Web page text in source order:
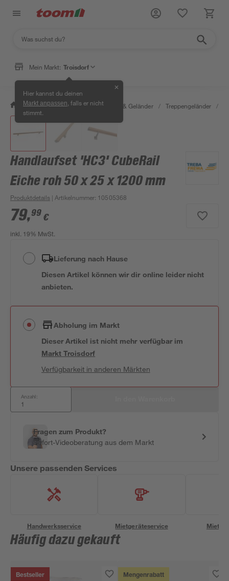
Mein Markt: Troisdorf
Hier kannst du deinen
Markt anpassen , falls er nicht
stimmt.
✕
/ Bauen & Renovieren / Treppen & Geländer / Treppengeländer /
Handlaufset 'HC3' CubeRail
Eiche roh 50 x 25 x 1200 mm
Produktdetails | Artikelnummer: 10505368
79,99 €
inkl. 19% MwSt.
Lieferung nach Hause
Diesen Artikel können wir dir online leider nicht
anbieten.
Abholung im Markt
Dieser Artikel ist nicht mehr verfügbar im
MarktTroisdorf
Verfügbarkeit in anderen Märkten
Anzahl:
Fragen zum Produkt?
Sofort-Videoberatung aus dem Markt
Unsere passenden Services
Handwerksservice Mietgeräteservice
Häufig dazu gekauft
Bestseller Mengenrabatt